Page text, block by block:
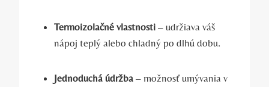
Termoizolačné vlastnosti – udržiava váš
nápoj teplý alebo chladný po dlhú dobu.
Jednoduchá údržba – možnosť umývania v